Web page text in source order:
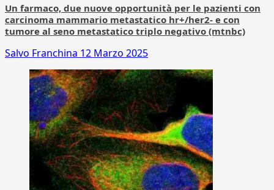
Un farmaco, due nuove opportunità per le pazienti con
carcinoma mammario metastatico hr+/her2- e con
tumore al seno metastatico triplo negativo (mtnbc)
Salvo Franchina 12 Marzo 2025